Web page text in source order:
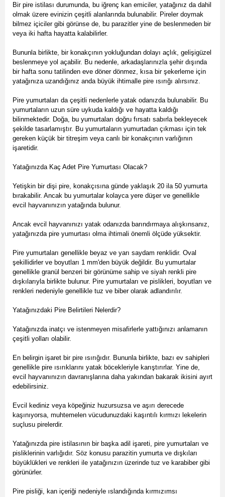
Bir pire istilası durumunda, bu iğrenç kan emiciler, yatağınız da dahil
olmak üzere evinizin çeşitli alanlarında bulunabilir. Pireler doymak
bilmez içiciler gibi görünse de, bu parazitler yine de beslenmeden bir
veya iki hafta hayatta kalabilirler.
Bununla birlikte, bir konakçının yokluğundan dolayı açlık, gelişigüzel
beslenmeye yol açabilir. Bu nedenle, arkadaşlarınızla şehir dışında
bir hafta sonu tatilinden eve döner dönmez, kısa bir şekerleme için
yatağınıza uzandığınız anda büyük ihtimalle pire ısırığı alırsınız.
Pire yumurtaları da çeşitli nedenlerle yatak odanızda bulunabilir. Bu
yumurtaların uzun süre uykuda kaldığı ve hayatta kaldığı
bilinmektedir. Doğa, bu yumurtaları doğru fırsatı sabırla bekleyecek
şekilde tasarlamıştır. Bu yumurtaların yumurtadan çıkması için tek
gereken küçük bir titreşim veya canlı bir konakçının varlığının
işaretidir.
Yatağınızda Kaç Adet Pire Yumurtası Olacak?
Yetişkin bir dişi pire, konakçısına günde yaklaşık 20 ila 50 yumurta
bırakabilir. Ancak bu yumurtalar kolayca yere düşer ve genellikle
evcil hayvanınızın yatağında bulunur.
Ancak evcil hayvanınızı yatak odanızda barındırmaya alışkınsanız,
yatağınızda pire yumurtası olma ihtimali önemli ölçüde yüksektir.
Pire yumurtaları genellikle beyaz ve yarı saydam renklidir. Oval
şekillidirler ve boyutları 1 mm'den büyük değildir. Bu yumurtalar
genellikle granül benzeri bir görünüme sahip ve siyah renkli pire
dışkılarıyla birlikte bulunur. Pire yumurtaları ve pislikleri, boyutları ve
renkleri nedeniyle genellikle tuz ve biber olarak adlandırılır.
Yatağınızdaki Pire Belirtileri Nelerdir?
Yatağınızda inatçı ve istenmeyen misafirlerle yattığınızı anlamanın
çeşitli yolları olabilir.
En belirgin işaret bir pire ısırığıdır. Bununla birlikte, bazı ev sahipleri
genellikle pire ısırıklarını yatak böcekleriyle karıştırırlar. Yine de,
evcil hayvanınızın davranışlarına daha yakından bakarak ikisini ayırt
edebilirsiniz.
Evcil kediniz veya köpeğiniz huzursuzsa ve aşırı derecede
kaşınıyorsa, muhtemelen vücudunuzdaki kaşıntılı kırmızı lekelerin
suçlusu pirelerdir.
Yatağınızda pire istilasının bir başka adil işareti, pire yumurtaları ve
pisliklerinin varlığıdır. Söz konusu parazitin yumurta ve dışkıları
büyüklükleri ve renkleri ile yatağınızın üzerinde tuz ve karabiber gibi
görünürler.
Pire pisliği, kan içeriği nedeniyle ıslandığında kırmızımsı